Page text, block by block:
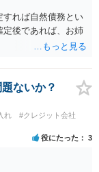
すれば自然債務とい
定後であれば、お姉
ないか？
れ
#クレジット会社
役にたった 3